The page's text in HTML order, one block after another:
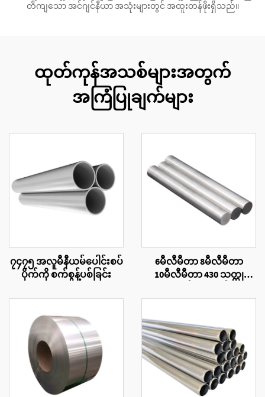
တိကျသော အင်ဂျင်နီယာ အသုံးများတွင် အထူးတန်ဖိုးရှိသည်။
ထုတ်ကုန်အသစ်များအတွက်
အကြံပြုချက်များ
၇၄၇၅ အလူမီနီယမ်ပေါင်းစပ်
ပိုက်ကို စက်စွန့်ပစ်ခြင်း
6မီလီမီတာ 8မီလီမီတာ
10မီလီမီတာ 430 သတ္တု